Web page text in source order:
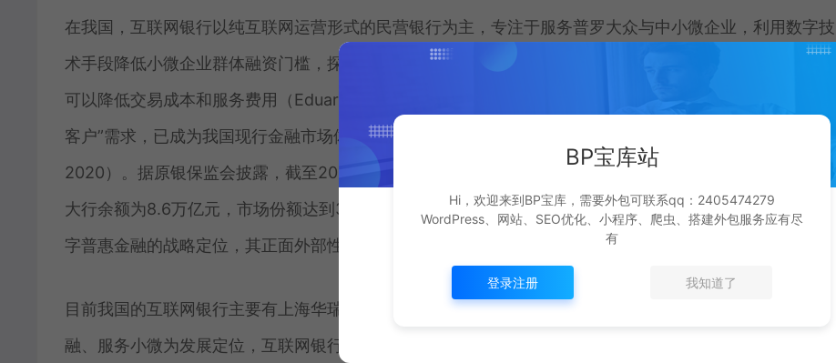
在我国，互联网银行以纯互联网运营形式的民营银行为主，专注于服务普罗大众与中小微企业，利用数字技
术手段降低小微企业群体融资门槛，探索普惠金融的可行路径（杨敏、武士杰，2020）。互联网银行一方面
可以降低交易成本和服务费用（Eduardo D. et al，2012），另一方面可以提供个性化金融产品和满足“长尾
客户”需求，已成为我国现行金融市场体系的有益补充（中国人民银行成都分行课题组、龚智强、蒋敬强，
2020）。据原银保监会披露，截至2022年末，商业银行普惠小微企业贷款余额为23.57万亿元，其中，国有
大行余额为8.6万亿元，市场份额达到36.5%。可见互联网银行作为金融系统的有益补充，专注科技驱动、数
字普惠金融的战略定位，其正面外部性正逐步凸显。
目前我国的互联网银行主要有上海华瑞银行、前海微众银行、浙江网商银行和四川新网银行等。以普惠金
融、服务小微为发展定位，互联网银行先后推出全覆盖零售（To C）端及对公（To B）端的金融信贷产品，
BP宝库站
Hi，欢迎来到BP宝库，需要外包可联系qq：2405474279
WordPress、网站、SEO优化、小程序、爬虫、搭建外包服务应有尽
有
登录注册 我知道了